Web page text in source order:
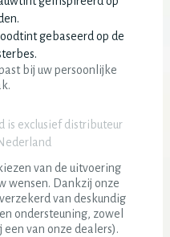
gebaseerd op de
bij uw persoonlijke
is exclusief distributeur
van de uitvoering
wensen. Dankzij onze
van deskundig
ondersteuning, zowel
van onze dealers).